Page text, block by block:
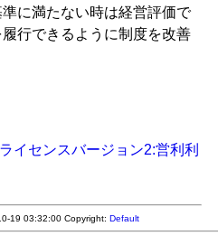
に満たない時は経営評価で
行できるように制度を改善
イセンスバージョン2:営利利
19 03:32:00 Copyright:Default